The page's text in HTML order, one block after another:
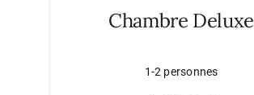
Chambre Deluxe
1-2 personnes